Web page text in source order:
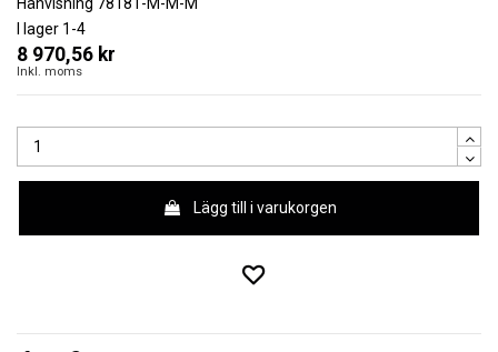
I lager 1-4
8 970,56 kr
Inkl. moms
Lägg till i varukorgen